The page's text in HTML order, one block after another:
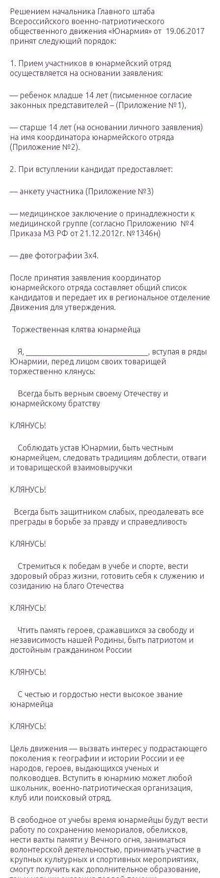
Решением начальника Главного штаба
Всероссийского военно-патриотического
общественного движения «Юнармия» от 19.06.2017
принят следующий порядок:
1. Прием участников в юнармейский отряд
осуществляется на основании заявления:
— ребенок младше 14 лет (письменное согласие
законных представителей – (Приложение №1),
— старше 14 лет (на основании личного заявления)
на имя координатора юнармейского отряда
(Приложение №2).
2. При вступлении кандидат предоставляет:
— анкету участника (Приложение №3)
— медицинское заключение о принадлежности к
медицинской группе (согласно Приложению №4
Приказа МЗ РФ от 21.12.2012г. №1346н)
— две фотографии 3х4.
После принятия заявления координатор
юнармейского отряда составляет общий список
кандидатов и передает их в региональное отделение
Движения для утверждения.
Торжественная клятва юнармейца
Я, _______________________________, вступая в ряды
Юнармии, перед лицом своих товарищей
торжественно клянусь:
Всегда быть верным своему Отечеству и
юнармейскому братству
КЛЯНУСЬ!
Соблюдать устав Юнармии, быть честным
юнармейцем, следовать традициям доблести, отваги
и товарищеской взаимовыручки
КЛЯНУСЬ!
Всегда быть защитником слабых, преодалевать все
преграды в борьбе за правду и справедливость
КЛЯНУСЬ!
Стремиться к победам в учебе и спорте, вести
здоровый образ жизни, готовить себя к служению и
созиданию на благо Отечества
КЛЯНУСЬ!
Чтить память героев, сражавшихся за свободу и
независимость нашей Родины, быть патриотом и
достойным гражданином России
КЛЯНУСЬ!
С честью и гордостью нести высокое звание
юнармейца
КЛЯНУСЬ!
Цель движения — вызвать интерес у подрастающего
поколения к географии и истории России и ее
народов, героев, выдающихся ученых и
полководцев. Вступить в юнармию может любой
школьник, военно-патриотическая организация,
клуб или поисковый отряд.
В свободное от учебы время юнармейцы будут вести
работу по сохранению мемориалов, обелисков,
нести вахты памяти у Вечного огня, заниматься
волонтерской деятельностью, принимать участие в
крупных культурных и спортивных мероприятиях,
смогут получить как дополнительное образование,